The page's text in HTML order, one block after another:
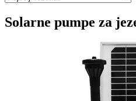
Solarne pumpe za